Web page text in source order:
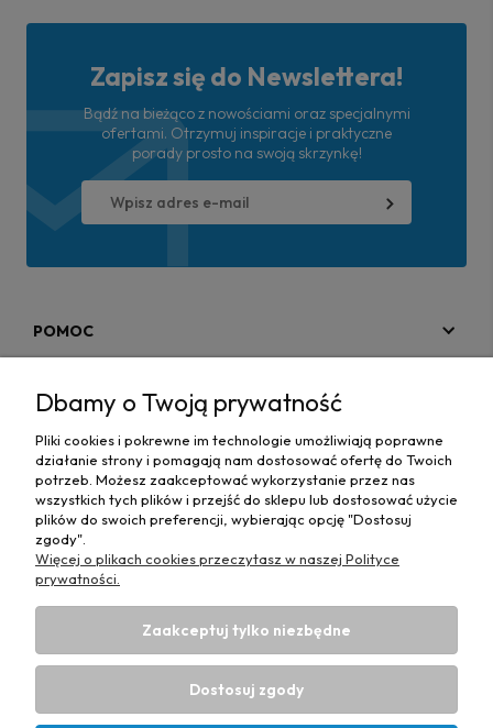
Zapisz się do Newslettera!
Bądź na bieżąco z nowościami oraz specjalnymi
ofertami. Otrzymuj inspiracje i praktyczne
porady prosto na swoją skrzynkę!
POMOC
MAPA STRONY
INFORMACJE
Hurtownia materiałów tapicerskich Adrian| ul. Chorzowska
50e, 44-100 Gliwice, woj. śląskie | E-mail:
Dbamy o Twoją prywatność
Pliki cookies i pokrewne im technologie umożliwiają poprawne
działanie strony i pomagają nam dostosować ofertę do Twoich
potrzeb. Możesz zaakceptować wykorzystanie przez nas
wszystkich tych plików i przejść do sklepu lub dostosować użycie
plików do swoich preferencji, wybierając opcję "Dostosuj
zgody".
Więcej o plikach cookies przeczytasz w naszej Polityce
prywatności.
Zaakceptuj tylko niezbędne
Dostosuj zgody